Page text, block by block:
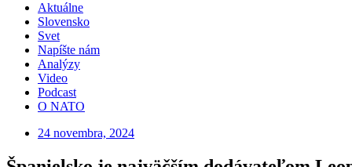
Aktuálne
Slovensko
Svet
Napíšte nám
Analýzy
Video
Podcast
O NATO
24 novembra, 2024